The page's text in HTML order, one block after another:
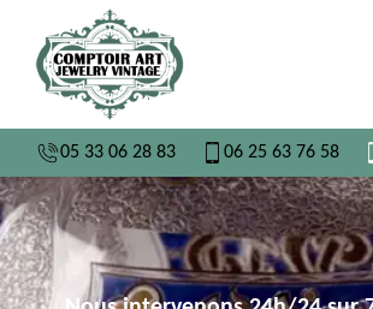
05 33 06 28 83 06 25 63 76 58